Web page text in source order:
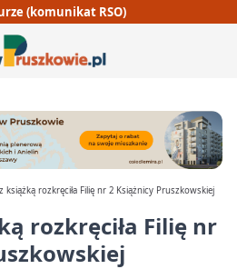
(komunikat RSO)
książką rozkręciła Filię nr 2 Książnicy Pruszkowskiej
rozkręciła Filię nr